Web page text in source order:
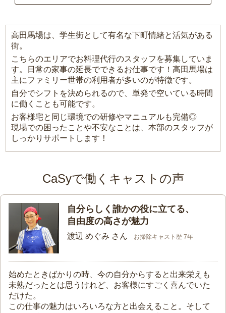
高田馬場は、学生街として有名な下町情緒と活気がある
街。
こちらのエリアでお料理代行のスタッフを募集していま
す。日常の家事の延長でできるお仕事です！高田馬場は
主にファミリー世帯の利用者が多いのが特徴です。
自分でシフトを決められるので、単発で空いている時間
に働くことも可能です。
お客様宅と同じ環境での研修やマニュアルも完備◎
現場での困ったことや不安なことは、本部のスタッフが
しっかりサポートします！
CaSyで働くキャストの声
自分らしく誰かの役に立てる、
自由度の高さが魅力
渡辺 めぐみ さん お掃除キャスト歴 7年
始めたときばかりの時、今の自分からすると出来栄えも
未熟だったとは思うけれど、お客様にすごく喜んでいた
だけた。
この仕事の魅力はいろいろな方と出会えること。そして